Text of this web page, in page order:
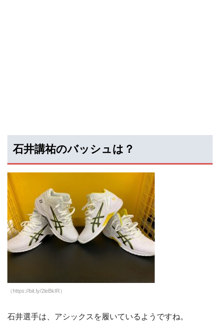
石井講祐のバッシュは？
（https://bit.ly/2leBkIR）
石井選手は、アシックスを履いているようですね。